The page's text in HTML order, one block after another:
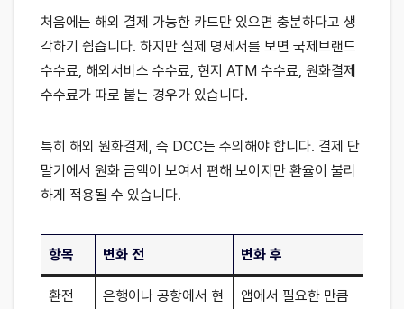
처음에는 해외 결제 가능한 카드만 있으면 충분하다고 생
각하기 쉽습니다. 하지만 실제 명세서를 보면 국제브랜드
수수료, 해외서비스 수수료, 현지 ATM 수수료, 원화결제
수수료가 따로 붙는 경우가 있습니다.
특히 해외 원화결제, 즉 DCC는 주의해야 합니다. 결제 단
말기에서 원화 금액이 보여서 편해 보이지만 환율이 불리
하게 적용될 수 있습니다.
항목 변화 전 변화 후
환전
은행이나 공항에서 현
앱에서 필요한 만큼